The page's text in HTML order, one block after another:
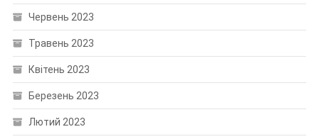
Червень 2023
Травень 2023
Квітень 2023
Березень 2023
Лютий 2023